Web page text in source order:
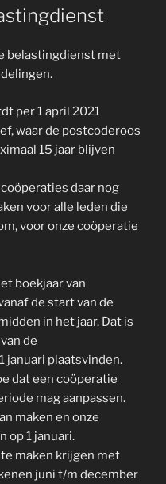
belastingdienst met
per 1 april 2021
waar de postcoderoos
15 jaar blijven
daar nog
voor alle leden die
voor onze coöperatie
boekjaar van
de start van de
in het jaar. Dat is
de
januari plaatsvinden.
dat een coöperatie
mag aanpassen.
maken en onze
op 1 januari.
maken krijgen met
juni t/m december